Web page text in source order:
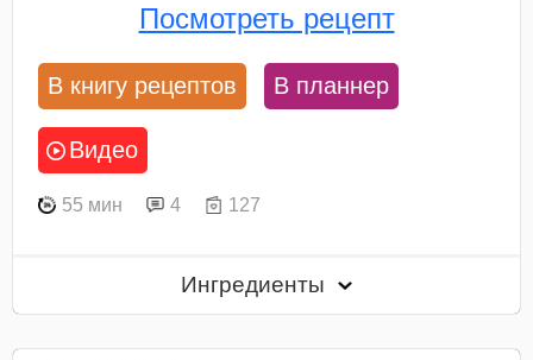
Посмотреть рецепт
В книгу рецептов В планнер
Видео
55 мин 4 127
Ингредиенты